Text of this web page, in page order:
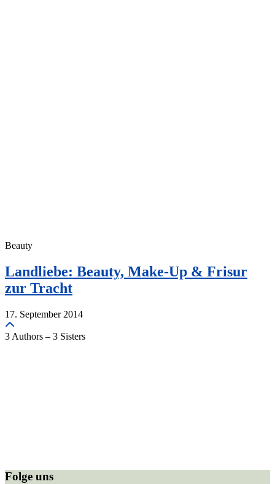
Beauty
Landliebe: Beauty, Make-Up & Frisur
zur Tracht
17. September 2014
3 Authors – 3 Sisters
Folge uns